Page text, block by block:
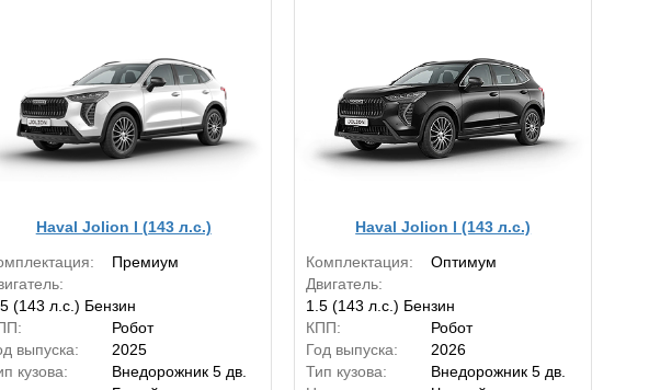
Haval Jolion I (143 л.с.)
Премиум
(143 л.с.) Бензин
Робот
выпуска:
2025
кузова:
Внедорожник 5 дв.
Haval Jolion I (143 л.с.)
Комплектация:
Оптимум
Двигатель:
1.5 (143 л.с.) Бензин
КПП:
Робот
Год выпуска:
2026
Тип кузова:
Внедорожник 5 дв.